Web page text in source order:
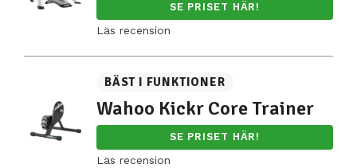
SE PRISET HÄR!
Läs recension
BÄST I FUNKTIONER
Wahoo Kickr Core Trainer
SE PRISET HÄR!
Läs recension